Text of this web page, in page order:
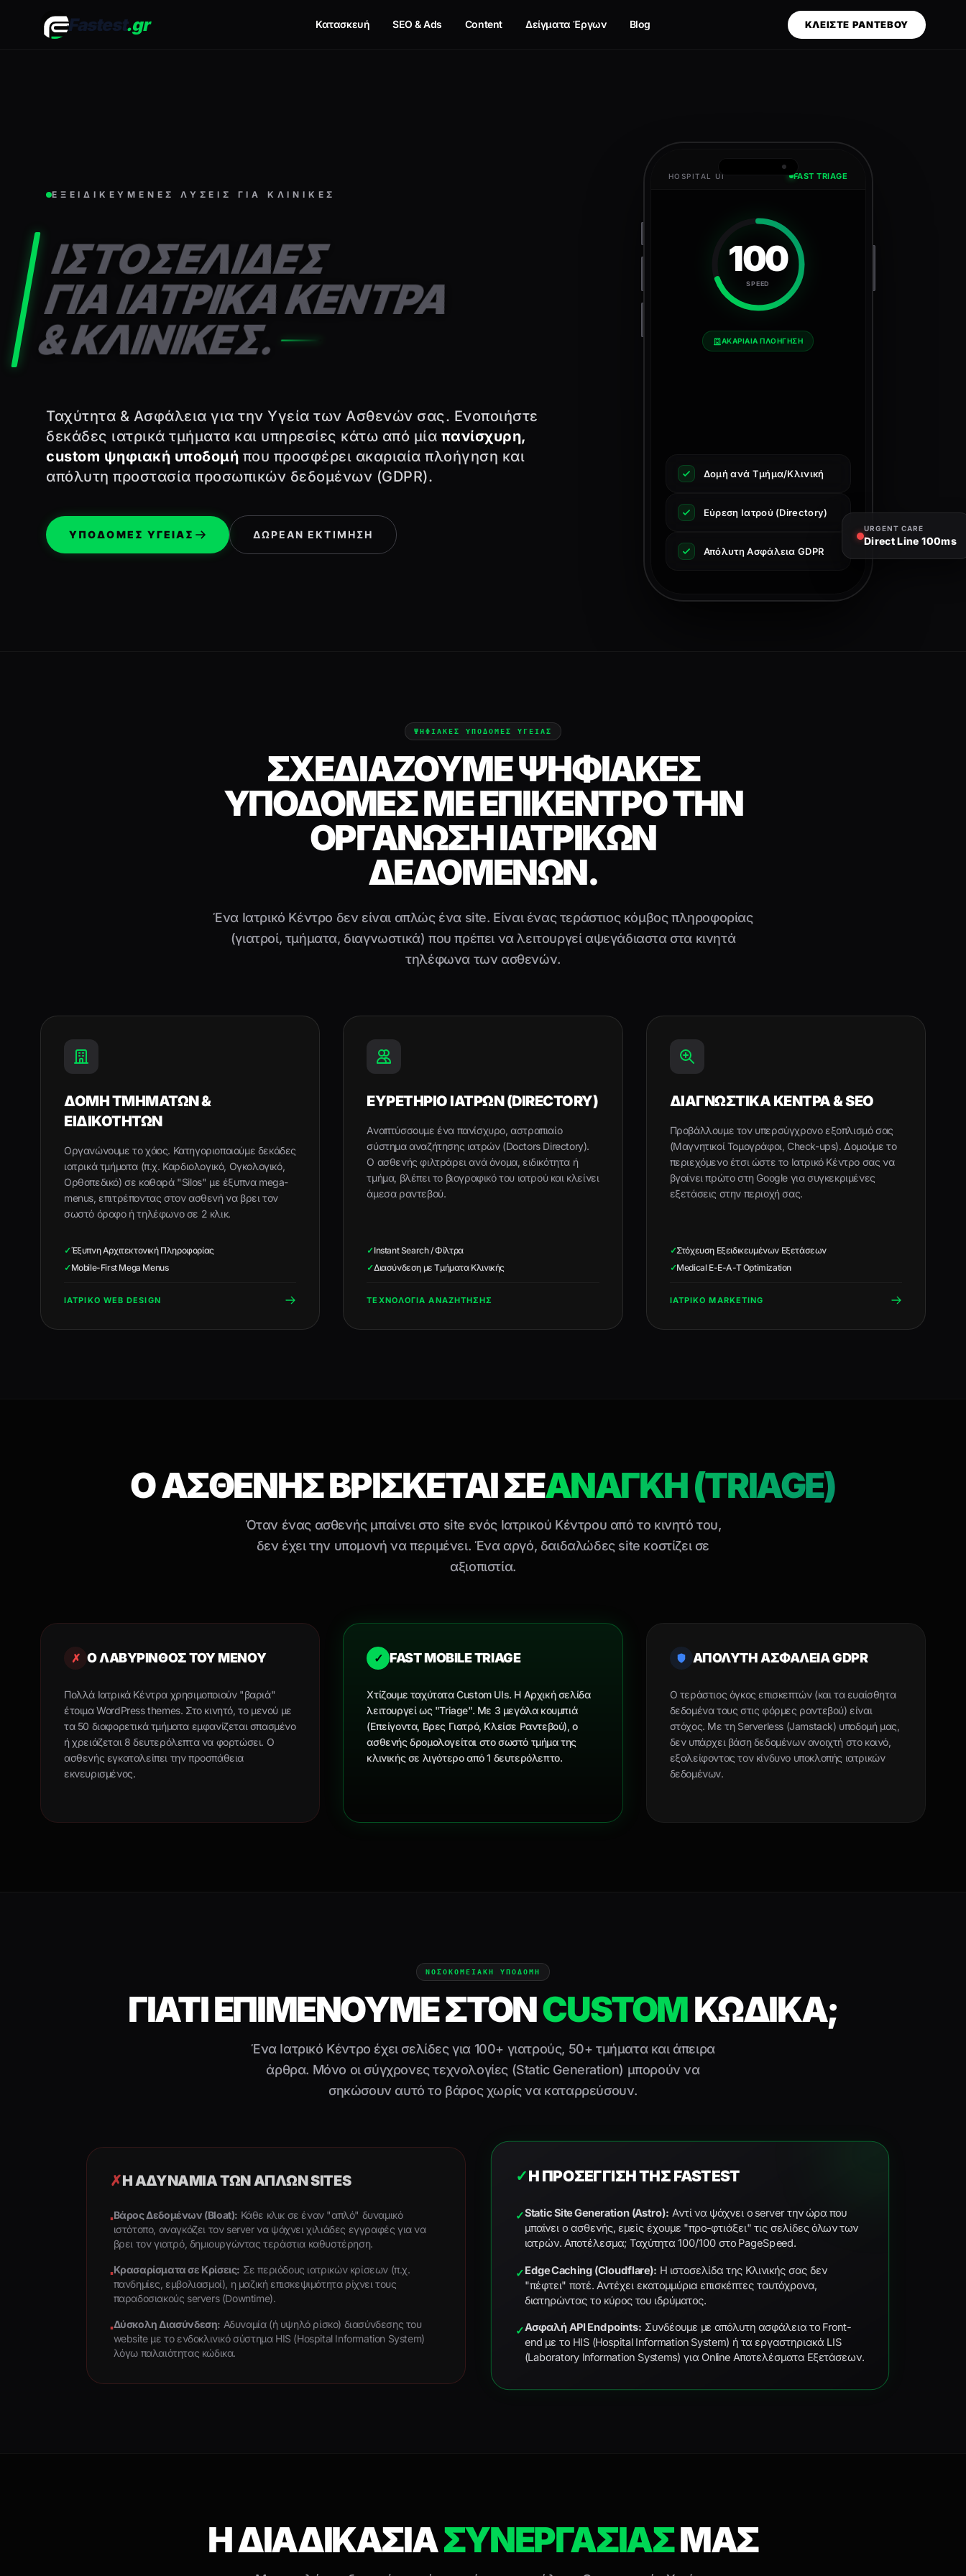
Fastest.gr Κατασκευή SEO & Ads Content Δείγματα Έργων Blog ΚΛΕΙΣΤΕ ΡΑΝΤΕΒΟΥ
ΕΞΕΙΔΙΚΕΥΜΕΝΕΣ ΛΥΣΕΙΣ ΓΙΑ ΚΛΙΝΙΚΕΣ
ΙΣΤΟΣΕΛΙΔΕΣ
ΓΙΑ ΙΑΤΡΙΚΑ ΚΕΝΤΡΑ
& ΚΛΙΝΙΚΕΣ.
Ταχύτητα & Ασφάλεια για την Υγεία των Ασθενών σας. Ενοποιήστε
δεκάδες ιατρικά τμήματα και υπηρεσίες κάτω από μία πανίσχυρη,
custom ψηφιακή υποδομή που προσφέρει ακαριαία πλοήγηση και
απόλυτη προστασία προσωπικών δεδομένων (GDPR).
ΥΠΟΔΟΜΕΣ ΥΓΕΙΑΣ ΔΩΡΕΑΝ ΕΚΤΙΜΗΣΗ
HOSPITAL UI FAST TRIAGE
100
SPEED
ΑΚΑΡΙΑΙΑ ΠΛΟΗΓΗΣΗ
Δομή ανά Τμήμα/Κλινική
Εύρεση Ιατρού (Directory)
Απόλυτη Ασφάλεια GDPR
Direct Line 100ms
ΨΗΦΙΑΚΕΣ ΥΠΟΔΟΜΕΣ ΥΓΕΙΑΣ
ΣΧΕΔΙΆΖΟΥΜΕ ΨΗΦΙΑΚΈΣ
ΥΠΟΔΟΜΈΣ ΜΕ ΕΠΊΚΕΝΤΡΟ ΤΗΝ
ΟΡΓΆΝΩΣΗ ΙΑΤΡΙΚΏΝ
ΔΕΔΟΜΈΝΩΝ.
Ένα Ιατρικό Κέντρο δεν είναι απλώς ένα site. Είναι ένας τεράστιος κόμβος πληροφορίας
(γιατροί, τμήματα, διαγνωστικά) που πρέπει να λειτουργεί αψεγάδιαστα στα κινητά
τηλέφωνα των ασθενών.
ΔΟΜΗ ΤΜΗΜΑΤΩΝ &
ΕΙΔΙΚΟΤΗΤΩΝ
Οργανώνουμε το χάος. Κατηγοριοποιούμε δεκάδες
ιατρικά τμήματα (π.χ. Καρδιολογικό, Ογκολογικό,
Ορθοπεδικό) σε καθαρά "Silos" με έξυπνα mega-
menus, επιτρέποντας στον ασθενή να βρει τον
σωστό όροφο ή τηλέφωνο σε 2 κλικ.
✓Έξυπνη Αρχιτεκτονική Πληροφορίας
✓Mobile-First Mega Menus
ΙΑΤΡΙΚΟ WEB DESIGN
ΕΥΡΕΤΗΡΙΟ ΙΑΤΡΩΝ (DIRECTORY)
Αναπτύσσουμε ένα πανίσχυρο, αστραπιαίο
σύστημα αναζήτησης ιατρών (Doctors Directory).
Ο ασθενής φιλτράρει ανά όνομα, ειδικότητα ή
τμήμα, βλέπει το βιογραφικό του ιατρού και κλείνει
άμεσα ραντεβού.
✓Instant Search / Φίλτρα
✓Διασύνδεση με Τμήματα Κλινικής
ΤΕΧΝΟΛΟΓΙΑ ΑΝΑΖΗΤΗΣΗΣ
ΔΙΑΓΝΩΣΤΙΚΑ ΚΕΝΤΡΑ & SEO
Προβάλλουμε τον υπερσύγχρονο εξοπλισμό σας
(Μαγνητικοί Τομογράφοι, Check-ups). Δομούμε το
περιεχόμενο έτσι ώστε το Ιατρικό Κέντρο σας να
βγαίνει πρώτο στη Google για συγκεκριμένες
εξετάσεις στην περιοχή σας.
✓Στόχευση Εξειδικευμένων Εξετάσεων
✓Medical E-E-A-T Optimization
ΙΑΤΡΙΚΟ MARKETING
Ο ΑΣΘΕΝΗΣ ΒΡΙΣΚΕΤΑΙ ΣΕΑΝΑΓΚΗ (TRIAGE)
Όταν ένας ασθενής μπαίνει στο site ενός Ιατρικού Κέντρου από το κινητό του,
δεν έχει την υπομονή να περιμένει. Ένα αργό, δαιδαλώδες site κοστίζει σε
αξιοπιστία.
✗ Ο ΛΑΒΥΡΙΝΘΟΣ ΤΟΥ ΜΕΝΟΎ
Πολλά Ιατρικά Κέντρα χρησιμοποιούν "βαριά"
έτοιμα WordPress themes. Στο κινητό, το μενού με
τα 50 διαφορετικά τμήματα εμφανίζεται σπασμένο
ή χρειάζεται 8 δευτερόλεπτα να φορτώσει. Ο
ασθενής εγκαταλείπει την προσπάθεια
εκνευρισμένος.
✓ FAST MOBILE TRIAGE
Χτίζουμε ταχύτατα Custom UIs. Η Αρχική σελίδα
λειτουργεί ως "Triage". Με 3 μεγάλα κουμπιά
(Επείγοντα, Βρες Γιατρό, Κλείσε Ραντεβού), ο
ασθενής δρομολογείται στο σωστό τμήμα της
κλινικής σε λιγότερο από 1 δευτερόλεπτο.
ΑΠΟΛΥΤΗ ΑΣΦΑΛΕΙΑ GDPR
Ο τεράστιος όγκος επισκεπτών (και τα ευαίσθητα
δεδομένα τους στις φόρμες ραντεβού) είναι
στόχος. Με τη Serverless (Jamstack) υποδομή μας,
δεν υπάρχει βάση δεδομένων ανοιχτή στο κοινό,
εξαλείφοντας τον κίνδυνο υποκλοπής ιατρικών
δεδομένων.
ΝΟΣΟΚΟΜΕΙΑΚΗ ΥΠΟΔΟΜΗ
ΓΙΑΤΙ ΕΠΙΜΕΝΟΥΜΕ ΣΤΟΝCUSTOMΚΩΔΙΚΑ;
Ένα Ιατρικό Κέντρο έχει σελίδες για 100+ γιατρούς, 50+ τμήματα και άπειρα
άρθρα. Μόνο οι σύγχρονες τεχνολογίες (Static Generation) μπορούν να
σηκώσουν αυτό το βάρος χωρίς να καταρρεύσουν.
✗Η ΑΔΥΝΑΜΊΑ ΤΩΝ ΑΠΛΏΝ SITES
▪Βάρος Δεδομένων (Bloat): Κάθε κλικ σε έναν "απλό" δυναμικό
ιστότοπο, αναγκάζει τον server να ψάχνει χιλιάδες εγγραφές για να
βρει τον γιατρό, δημιουργώντας τεράστια καθυστέρηση.
▪Κρασαρίσματα σε Κρίσεις: Σε περιόδους ιατρικών κρίσεων (π.χ.
πανδημίες, εμβολιασμοί), η μαζική επισκεψιμότητα ρίχνει τους
παραδοσιακούς servers (Downtime).
▪Δύσκολη Διασύνδεση: Αδυναμία (ή υψηλό ρίσκο) διασύνδεσης του
website με το ενδοκλινικό σύστημα HIS (Hospital Information System)
λόγω παλαιότητας κώδικα.
✓Η ΠΡΟΣΈΓΓΙΣΗ ΤΗΣ FASTEST
✓Static Site Generation (Astro): Αντί να ψάχνει ο server την ώρα που
μπαίνει ο ασθενής, εμείς έχουμε "προ-φτιάξει" τις σελίδες όλων των
ιατρών. Αποτέλεσμα; Ταχύτητα 100/100 στο PageSpeed.
✓Edge Caching (Cloudflare): Η ιστοσελίδα της Κλινικής σας δεν
"πέφτει" ποτέ. Αντέχει εκατομμύρια επισκέπτες ταυτόχρονα,
διατηρώντας το κύρος του ιδρύματος.
✓Ασφαλή API Endpoints: Συνδέουμε με απόλυτη ασφάλεια το Front-
end με το HIS (Hospital Information System) ή τα εργαστηριακά LIS
(Laboratory Information Systems) για Online Αποτελέσματα Εξετάσεων.
Η ΔΙΑΔΙΚΑΣΙΑΣΥΝΕΡΓΑΣΙΑΣΜΑΣ